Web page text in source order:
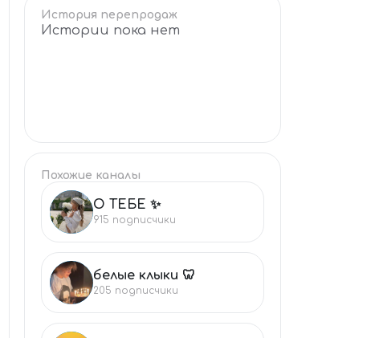
История перепродаж
Истории пока нет
Похожие каналы
О О ТЕБЕ ✨
915 подписчики
БЕ белые клыки 🦷
205 подписчики